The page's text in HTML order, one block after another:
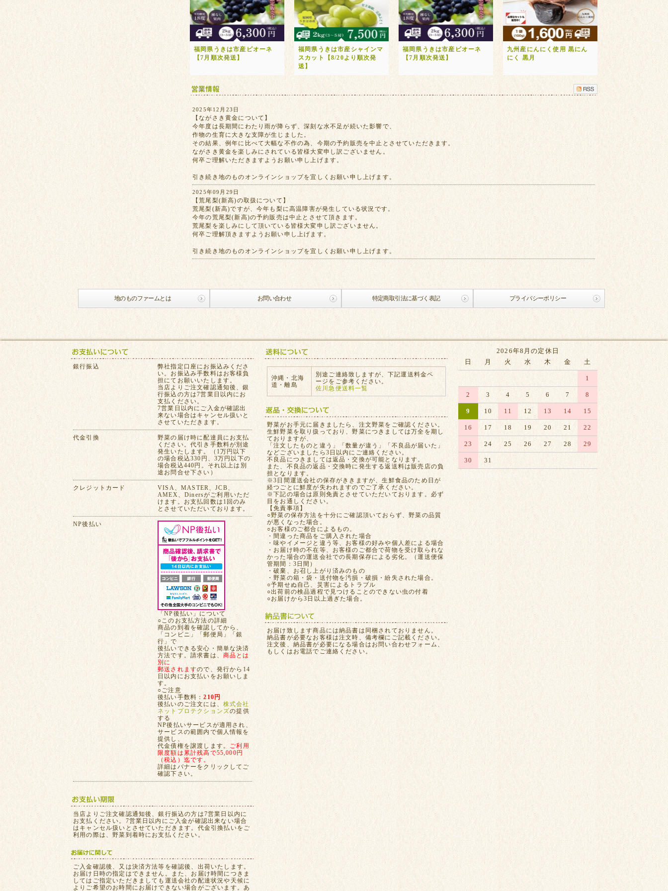
福岡県うきは市産ピオーネ
【7月順次発送】
福岡県うきは市産シャインマ
スカット【8/20より順次発
送】
福岡県うきは市産ピオーネ
【7月順次発送】
九州産にんにく使用 黒にん
にく 黒月
2025年12月23日
【ながさき黄金について】
今年度は長期間にわたり雨が降らず、深刻な水不足が続いた影響で、
作物の生育に大きな支障が生じました。
その結果、例年に比べて大幅な不作の為、今期の予約販売を中止とさせていただきます。
ながさき黄金を楽しみにされている皆様大変申し訳ございません。
何卒ご理解いただきますようお願い申し上げます。
引き続き地のものオンラインショップを宜しくお願い申し上げます。
2025年09月29日
【荒尾梨(新高)の取扱について】
荒尾梨(新高)ですが、今年も梨に高温障害が発生している状況です。
今年の荒尾梨(新高)の予約販売は中止とさせて頂きます。
荒尾梨を楽しみにして頂いている皆様大変申し訳ございません。
何卒ご理解頂きますようお願い申し上げます。
引き続き地のものオンラインショップを宜しくお願い申し上げます。
地のものファームとは お問い合わせ 特定商取引法に基づく表記 プライバシーポリシー
2026年8月の定休日
日
月 火 水 木 金 土
1
2 3 4 5 6 7 8
9 10 11 12 13 14 15
16 17 18 19 20 21 22
23 24 25 26 27 28 29
30 31
銀行振込
弊社指定口座にお振込みくださ
い。お振込み手数料はお客様負
担にてお願いいたします。
当店よりご注文確認通知後、銀
行振込の方は7営業日以内にお
支払ください。
7営業日以内にご入金が確認出
来ない場合はキャンセル扱いと
させていただきます。
代金引換
野菜の届け時に配達員にお支払
ください。代引き手数料が別途
発生いたします。（1万円以下
の場合税込330円、3万円以下の
場合税込440円。それ以上は別
途お問合せ下さい）
クレジットカード
VISA、MASTER、JCB、
AMEX、Dinersがご利用いただ
けます。お支払回数は1回のみ
とさせていただいております。
NP後払い
「NP後払い」について
○このお支払方法の詳細
商品の到着を確認してから、
「コンビニ」「郵便局」「銀
行」で
後払いできる安心・簡単な決済
方法です。請求書は、 商品とは
別に
郵送されますので、発行から14
日以内にお支払いをお願いしま
す。
○ご注意
後払い手数料：210円
後払いのご注文には、 株式会社
ネットプロテクションズの提供
する
NP後払いサービスが適用され、
サービスの範囲内で個人情報を
提供し、
代金債権を譲渡します。 ご利用
限度額は累計残高で55,000円
（税込）迄です。
詳細はバナーをクリックしてご
確認下さい。
当店よりご注文確認通知後、銀行振込の方は7営業日以内に
お支払ください。7営業日以内にご入金が確認出来ない場合
はキャンセル扱いとさせていただきます。代金引換払いをご
利用の際は、野菜到着時にお支払ください。
ご入金確認後、又は決済方法等を確認後、出荷いたします。
お届け日時の指定はできません。また、お届け時間につきま
してはご指定いただきましても運送会社の配達状況や天候に
よりご希望のお時間にお届けできない場合がございます。あ
沖縄・北海
道・離島
別途ご連絡致しますが、下記運送料金ペ
ージをご参考ください。
佐川急便送料一覧
野菜がお手元に届きましたら、注文野菜をご確認ください。
生鮮野菜を取り扱っており、野菜につきましては万全を期し
ておりますが、
「注文したものと違う」「数量が違う」「不良品が届いた」
などございましたら3日以内にご連絡ください。
不良品につきましては返品・交換が可能となります。
また、不良品の返品・交換時に発生する返送料は販売店の負
担となります。
※3日間運送会社の保存がききますが、生鮮食品のため日が
経つごとに鮮度が失われますのでご了承ください。
※下記の場合は原則免責とさせていただいております。必ず
目をお通しください。
【免責事項】
○野菜の保存方法を十分にご確認頂いておらず、野菜の品質
が悪くなった場合。
○お客様のご都合によるもの。
・間違った商品をご購入された場合
・味やイメージと違う等、お客様の好みや個人差による場合
・お届け時の不在等、お客様のご都合で荷物を受け取られな
かった場合の運送会社での長期保存による劣化。（運送便保
管期間：3日間）
・破棄、お召し上がり済みのもの
・野菜の箱・袋・送付物を汚損・破損・紛失された場合。
○予期せぬ自己、災害によるトラブル
○出荷前の検品過程で見つけることのできない虫の付着
○お届けから3日以上過ぎた場合。
お届け致します商品には納品書は同梱されておりません。
納品書が必要なお客様は注文時、備考欄にご記載ください。
注文後、納品書が必要になる場合はお問い合わせフォーム、
もしくはお電話でご連絡ください。